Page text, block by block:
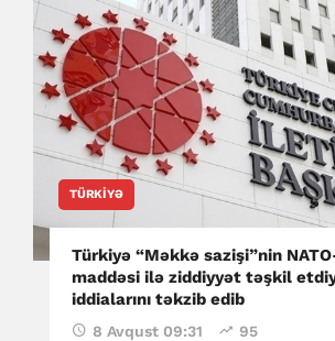
TÜRKIYƏ
Türkiyə “Məkkə sazişi”nin
maddəsi ilə ziddiyyət təşkil
iddialarını təkzib edib
8 Avqust 09:31 95